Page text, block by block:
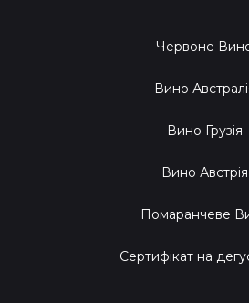
Червоне
Вино
Вино Грузія
Вино Австрія
Помаранчеве
Cертифікат на